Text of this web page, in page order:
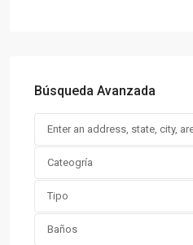
Búsqueda Avanzada
Cateogría
Tipo
Baños